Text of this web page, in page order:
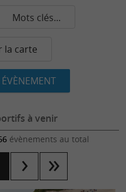
Mots clés...
la carte
à venir
évènements au total